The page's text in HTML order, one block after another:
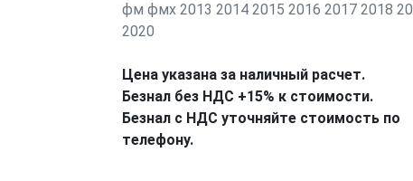
фм фмх 2013 2014 2015 2016 2017 2018
2020
Цена указана за наличный расчет.
Безнал без НДС +15% к стоимости.
Безнал с НДС уточняйте стоимость по
телефону.